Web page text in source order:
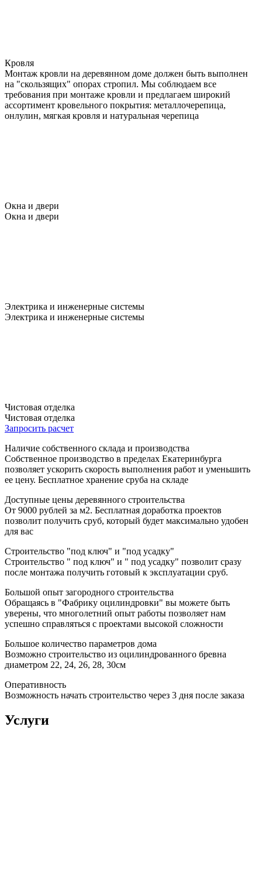
Кровля
Монтаж кровли на деревянном доме должен быть выполнен
на "скользящих" опорах стропил. Мы соблюдаем все
требования при монтаже кровли и предлагаем широкий
ассортимент кровельного покрытия: металлочерепица,
онлулин, мягкая кровля и натуральная черепица
Окна и двери
Окна и двери
Электрика и инженерные системы
Электрика и инженерные системы
Чистовая отделка
Чистовая отделка
Запросить расчет
Наличие собственного склада и производства
Собственное производство в пределах Екатеринбурга
позволяет ускорить скорость выполнения работ и уменьшить
ее цену. Бесплатное хранение сруба на складе
Доступные цены деревянного строительства
От 9000 рублей за м2. Бесплатная доработка проектов
позволит получить сруб, который будет максимально удобен
для вас
Строительство "под ключ" и "под усадку"
Строительство " под ключ" и " под усадку" позволит сразу
после монтажа получить готовый к эксплуатации сруб.
Большой опыт загородного строительства
Обращаясь в "Фабрику оцилиндровки" вы можете быть
уверены, что многолетний опыт работы позволяет нам
успешно справляться с проектами высокой сложности
Большое количество параметров дома
Возможно строительство из оцилиндрованного бревна
диаметром 22, 24, 26, 28, 30см
Оперативность
Возможность начать строительство через 3 дня после заказа
Услуги